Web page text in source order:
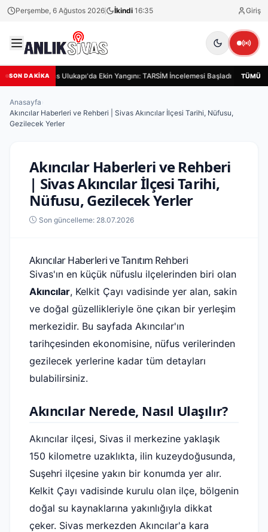
Perşembe, 6 Ağustos 2026 İkindi 16:35 Giriş
SON DAKİKASivas Ulukapı'da Ekin Yangını: TARSİM İncelemesi Başladı TÜMÜ
Anasayfa
Akıncılar Haberleri ve Rehberi | Sivas Akıncılar İlçesi Tarihi, Nüfusu,
Gezilecek Yerler
Akıncılar Haberleri ve Rehberi
| Sivas Akıncılar İlçesi Tarihi,
Nüfusu, Gezilecek Yerler
Son güncelleme: 28.07.2026
Akıncılar Haberleri ve Tanıtım Rehberi
Sivas'ın en küçük nüfuslu ilçelerinden biri olan
Akıncılar, Kelkit Çayı vadisinde yer alan, sakin
ve doğal güzellikleriyle öne çıkan bir yerleşim
merkezidir. Bu sayfada Akıncılar'ın
tarihçesinden ekonomisine, nüfus verilerinden
gezilecek yerlerine kadar tüm detayları
bulabilirsiniz.
Akıncılar Nerede, Nasıl Ulaşılır?
Akıncılar ilçesi, Sivas il merkezine yaklaşık
150 kilometre uzaklıkta, ilin kuzeydoğusunda,
Suşehri ilçesine yakın bir konumda yer alır.
Kelkit Çayı vadisinde kurulu olan ilçe, bölgenin
doğal su kaynaklarına yakınlığıyla dikkat
çeker. Sivas merkezden Akıncılar'a kara